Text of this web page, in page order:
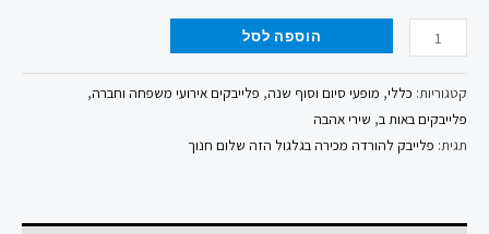
הוספה לסל
קטגוריות: כללי, מופעי סיום וסוף שנה, פלייבקים אירועי משפחה וחברה,
פלייבקים באות ב, שירי אהבה
תגית: פלייבק להורדה מכירה בגלגול הזה שלום חנוך